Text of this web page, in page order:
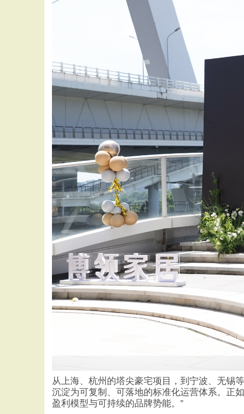
从上海、杭州的塔尖豪宅项目，到宁波、无锡
沉淀为可复制、可落地的标准化运营体系。正
盈利模型与可持续的品牌势能。”